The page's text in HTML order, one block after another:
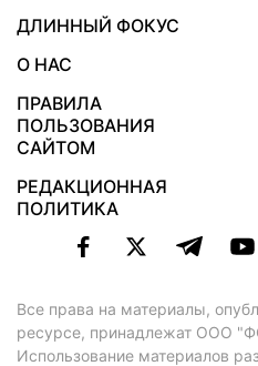
ДЛИННЫЙ ФОКУС
О НАС
ПРАВИЛА
ПОЛЬЗОВАНИЯ
САЙТОМ
РЕДАКЦИОННАЯ
ПОЛИТИКА
Все права на материалы,
ресурсе, принадлежат ООО
Использование материалов